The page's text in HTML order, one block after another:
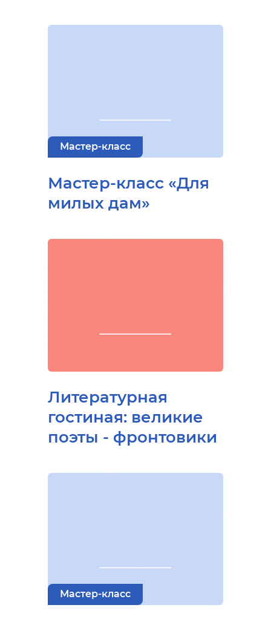
Мастер-класс
Мастер-класс «Для
милых дам»
Литературная
гостиная: великие
поэты - фронтовики
Мастер-класс